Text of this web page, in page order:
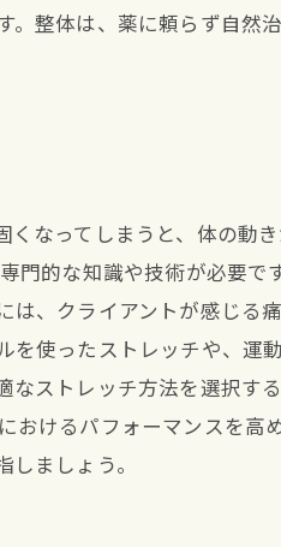
整体は、薬に頼らず自然
なってしまうと、体の動
的な知識や技術が必要
、クライアントが感じる
使ったストレッチや、運
ストレッチ方法を選択す
けるパフォーマンスを高
ましょう。